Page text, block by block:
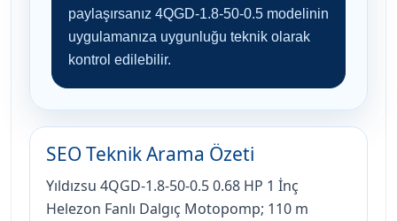
paylaşırsanız 4QGD-1.8-50-0.5 modelinin
uygulamanıza uygunluğu teknik olarak
kontrol edilebilir.
SEO Teknik Arama Özeti
Yıldızsu 4QGD-1.8-50-0.5 0.68 HP 1 İnç
Helezon Fanlı Dalgıç Motopomp; 110 m